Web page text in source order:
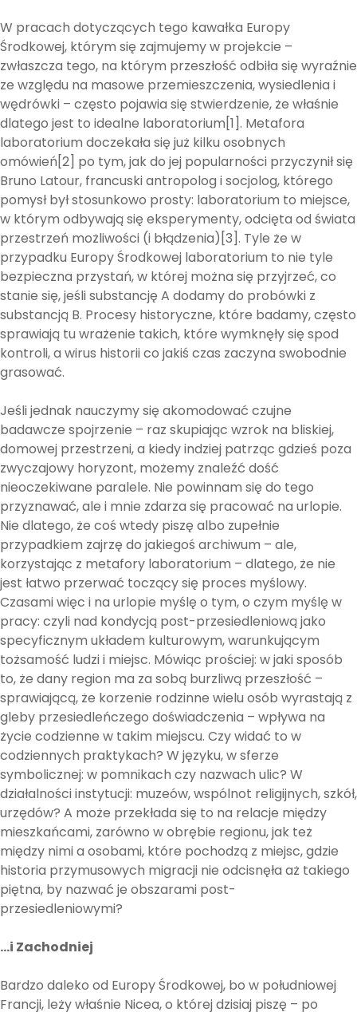
W pracach dotyczących tego kawałka Europy
Środkowej, którym się zajmujemy w projekcie –
zwłaszcza tego, na którym przeszłość odbiła się wyraźnie
ze względu na masowe przemieszczenia, wysiedlenia i
wędrówki – często pojawia się stwierdzenie, że właśnie
dlatego jest to idealne laboratorium[1]. Metafora
laboratorium doczekała się już kilku osobnych
omówień[2] po tym, jak do jej popularności przyczynił się
Bruno Latour, francuski antropolog i socjolog, którego
pomysł był stosunkowo prosty: laboratorium to miejsce,
w którym odbywają się eksperymenty, odcięta od świata
przestrzeń możliwości (i błądzenia)[3]. Tyle że w
przypadku Europy Środkowej laboratorium to nie tyle
bezpieczna przystań, w której można się przyjrzeć, co
stanie się, jeśli substancję A dodamy do probówki z
substancją B. Procesy historyczne, które badamy, często
sprawiają tu wrażenie takich, które wymknęły się spod
kontroli, a wirus historii co jakiś czas zaczyna swobodnie
grasować.
Jeśli jednak nauczymy się akomodować czujne
badawcze spojrzenie – raz skupiając wzrok na bliskiej,
domowej przestrzeni, a kiedy indziej patrząc gdzieś poza
zwyczajowy horyzont, możemy znaleźć dość
nieoczekiwane paralele. Nie powinnam się do tego
przyznawać, ale i mnie zdarza się pracować na urlopie.
Nie dlatego, że coś wtedy piszę albo zupełnie
przypadkiem zajrzę do jakiegoś archiwum – ale,
korzystając z metafory laboratorium – dlatego, że nie
jest łatwo przerwać toczący się proces myślowy.
Czasami więc i na urlopie myślę o tym, o czym myślę w
pracy: czyli nad kondycją post-przesiedleniową jako
specyficznym układem kulturowym, warunkującym
tożsamość ludzi i miejsc. Mówiąc prościej: w jaki sposób
to, że dany region ma za sobą burzliwą przeszłość –
sprawiającą, że korzenie rodzinne wielu osób wyrastają z
gleby przesiedleńczego doświadczenia – wpływa na
życie codzienne w takim miejscu. Czy widać to w
codziennych praktykach? W języku, w sferze
symbolicznej: w pomnikach czy nazwach ulic? W
działalności instytucji: muzeów, wspólnot religijnych, szkół,
urzędów? A może przekłada się to na relacje między
mieszkańcami, zarówno w obrębie regionu, jak też
między nimi a osobami, które pochodzą z miejsc, gdzie
historia przymusowych migracji nie odcisnęła aż takiego
piętna, by nazwać je obszarami post-
przesiedleniowymi?
…i Zachodniej
Bardzo daleko od Europy Środkowej, bo w południowej
Francji, leży właśnie Nicea, o której dzisiaj piszę – po